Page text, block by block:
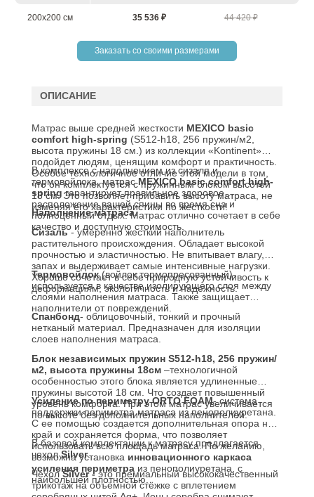
200х200 см 35 536 ₽ 44 420 ₽
Заказать со своими размерами
ОПИСАНИЕ
Матрас выше средней жесткости MEXICO basic
comfort high-spring (S512-h18, 256 пружин/м2,
высота пружины 18 см.) из коллекции «Kontinent»
подойдет людям, ценящим комфорт и практичность.
Особое технологичное отличие этой модели в том,
что он комплектуется с пружинным блоком высотой
18 см. Это позволяет прибавить высоту матраса, не
изменяя его характеристики по жесткости!
В комплексе с наполнением из сизаля и
термовойлока, матрасMEXICO basic comfort high-
spring гарантирует правильное здоровое
расположение вашей спины во время сна и
полноценный отдых. Матрас отлично сочетает в себе
качество и доступную стоимость.
Наполнение матраса.
Сизаль- умеренно жесткий наполнитель
растительного происхождения. Обладает высокой
прочностью и эластичностью. Не впитывает влагу,
запах и выдерживает самые интенсивные нагрузки.
Хорошо сочетает в себе природную устойчивость к
деформациям, экологичность и надежность.
Термовойлок(войлок термопресованный)-
используется в качестве изолирующего слоя между
слоями наполнения матраса. Также защищает
наполнители от повреждений.
Спанбонд- облицовочный, тонкий и прочный
нетканый материал. Предназначен для изоляции
слоев наполнения матраса.
Блок независимых пружин S512-h18, 256 пружин/
м2, высота пружины 18см –технологичной
особенностью этого блока является удлиненные
пружины высотой 18 см. Что создает повышенный
уровень комфорта. При этом матрас увеличивается
по высоте без дополнительных наполнителей.
Усиление по периметру ORTO FOAM- система
поддержки периметра матраса из пенополиуретана.
С ее помощью создается дополнительная опора на
край и сохраняется форма, что позволяет
использовать всю площадь матраса. По желанию,
возможна установка инновационного каркаса
усиления периметра
наибольшей плотностью.
В базовой комплектации к матрасу предлагается
чехолSilver.
ЧехолSilver -это премиальный высококачественный
трикотаж на объёмной стёжке с вплетением